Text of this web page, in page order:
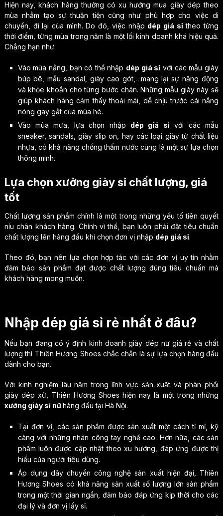
Hiện nay, khách hàng thường có xu hướng mua giày dép theo
mùa nhằm tạo sự thuận tiện cũng như phù hợp cho việc di
chuyển, đi lại của mình. Do đó, việc nhập dép giá sỉ theo từng
thời điểm, từng mùa trong năm là một lối kinh doanh khá hiệu quả.
Chẳng hạn như:
Vào mùa nắng, bạn có thể nhập dép giá sỉ với các mẫu giày
búp bê, mẫu sandal, giày cao gót,…mang lại sự năng động
và khỏe khoắn cho từng bước chân. Những mẫu giày này sẽ
giúp khách hàng cảm thấy thoải mái, dễ chịu trước cái nắng
nóng gay gắt của mùa hè.
Vào mùa mưa, lựa chọn nhập dép giá sỉ với các mẫu
sneaker, sandals, giày slip on, hay các loại giày từ chất liệu
nhựa, có khả năng chống thấm nước cũng là một sự lựa chọn
thông minh.
Lựa chọn xưởng giày sỉ chất lượng, giá
tốt
Chất lượng sản phẩm chính là một trong những yếu tố tiên quyết
níu chân khách hàng. Chính vì thế, bạn luôn phải đặt tiêu chuẩn
chất lượng lên hàng đầu khi chọn đơn vị nhập dép giá sỉ.
Theo đó, bạn nên lựa chọn hợp tác với các đơn vị uy tín nhằm
đảm bảo sản phẩm đạt được chất lượng đúng tiêu chuẩn mà
khách hàng mong muốn.
Nhập dép giá sỉ rẻ nhất ở đâu?
Nếu bạn đang có ý định kinh doanh giày dép nữ giá rẻ và chất
lượng thì Thiên Hương Shoes chắc chắn là sự lựa chọn hàng đầu
dành cho bạn.
Với kinh nghiệm lâu năm trong lĩnh vực sản xuất và phân phối
giày dép xử, Thiên Hương Shoes hiện nay là một trong những
xưởng giày sỉ nữ hàng đầu tại Hà Nội.
Tại đơn vị, các sản phẩm được sản xuất một cách tỉ mỉ, kỹ
càng với những nhân công tay nghề cao. Hơn nữa, các sản
phẩm luôn được cập nhật theo xu hướng, đáp ứng được thị
hiếu của người tiêu dùng.
Áp dụng dây chuyền công nghệ sản xuất hiện đại, Thiên
Hương Shoes có khả năng sản xuất số lượng lớn sản phẩm
trong một thời gian ngắn, đảm bảo đáp ứng kịp thời cho các
đại lý và đơn vị lấy sỉ.